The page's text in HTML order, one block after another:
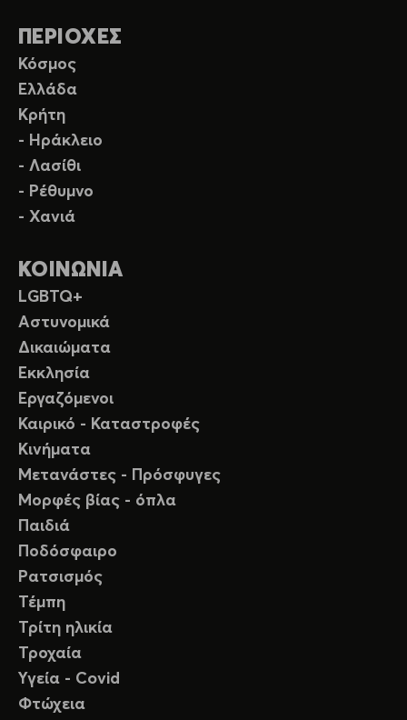
ΠΕΡΙΟΧΕΣ
Κόσμος
Ελλάδα
Κρήτη
- Ηράκλειο
- Λασίθι
- Ρέθυμνο
- Χανιά
ΚΟΙΝΩΝΙΑ
LGBTQ+
Αστυνομικά
Δικαιώματα
Εκκλησία
Εργαζόμενοι
Καιρικό - Καταστροφές
Κινήματα
Μετανάστες - Πρόσφυγες
Μορφές βίας - όπλα
Παιδιά
Ποδόσφαιρο
Ρατσισμός
Τέμπη
Τρίτη ηλικία
Τροχαία
Υγεία - Covid
Φτώχεια